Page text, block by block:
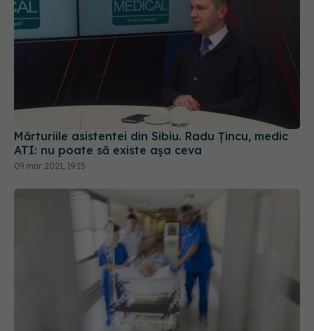
Mărturiile asistentei din Sibiu. Radu Țincu, medic
ATI: nu poate să existe așa ceva
09 mar 2021, 19:15